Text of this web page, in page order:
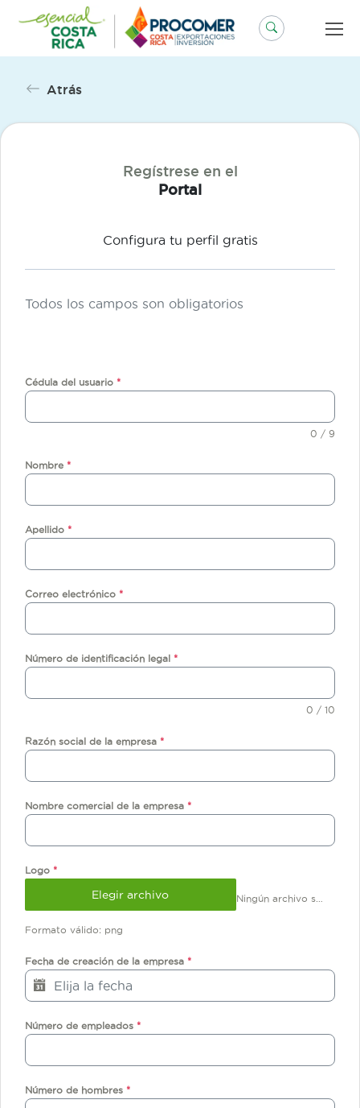
contenido
Atrás
Regístrese en el
Portal
Configura tu perfil gratis
Todos los campos son obligatorios
Cédula del usuario *
0 / 9
Nombre *
Apellido *
Correo electrónico *
Número de identificación legal *
0 / 10
Razón social de la empresa *
Nombre comercial de la empresa *
Logo *
Elegir archivo Ningún archivo seleccionado
Formato válido: png
Fecha de creación de la empresa *
Número de empleados *
Número de hombres *